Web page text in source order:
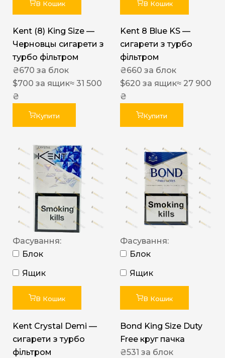
В Кошик
Kent (8) King Size —
Черновцы сигарети з
турбо фільтром
₴670 за блок
$700 за ящик≈ 31 500
₴
Купити
В Кошик
Kent 8 Blue KS —
сигарети з турбо
фільтром
₴660 за блок
$620 за ящик≈ 27 900
₴
Купити
Фасування:
Блок
Ящик
В Кошик
Kent Crystal Demi —
сигарети з турбо
фільтром
Фасування:
Блок
Ящик
В Кошик
Bond King Size Duty
Free круг пачка
₴531 за блок